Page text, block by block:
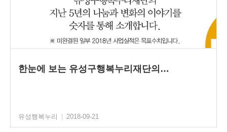
한눈에 보는 유성구행복누리재단의…
유성행복누리 | 2018-09-21